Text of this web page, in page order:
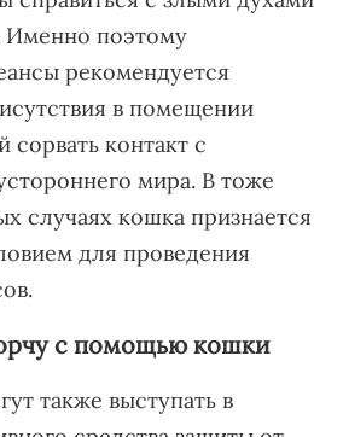
поэтому
рекомендуется
в помещении
контакт с
мира. В тоже
случаях кошка признается
для проведения
с помощью кошки
также выступать в